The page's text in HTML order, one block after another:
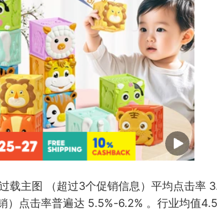
载主图 （超过3个促销信息）平均点击率
）点击率普遍达 5.5%-6.2% 。行业均值